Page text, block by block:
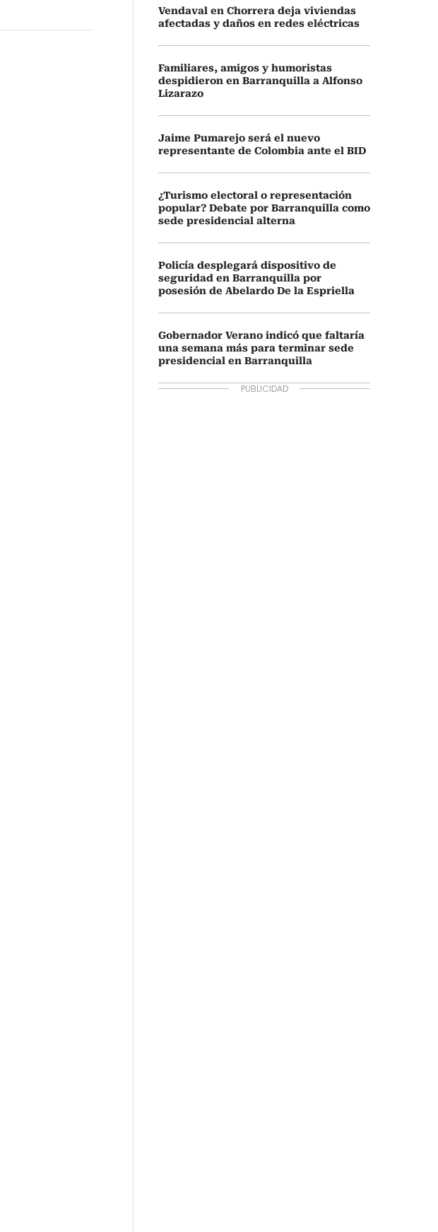
Vendaval en Chorrera deja viviendas
afectadas y daños en redes eléctricas
Familiares, amigos y humoristas
despidieron en Barranquilla a Alfonso
Lizarazo
Jaime Pumarejo será el nuevo
representante de Colombia ante el BID
¿Turismo electoral o representación
popular? Debate por Barranquilla como
sede presidencial alterna
Policía desplegará dispositivo de
seguridad en Barranquilla por
posesión de Abelardo De la Espriella
Gobernador Verano indicó que faltaría
una semana más para terminar sede
presidencial en Barranquilla